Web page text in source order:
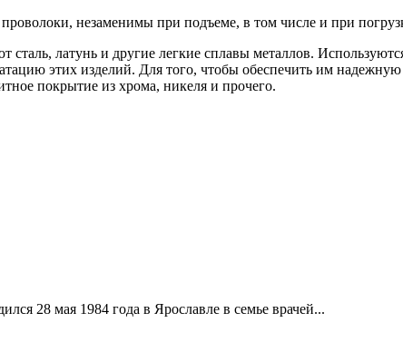
незаменимы при подъеме, в том числе и при
сталь, латунь и другие легкие сплавы металлов.
этих изделий. Для того, чтобы обеспечить им
покрытие из хрома, никеля и прочего.
28 мая 1984 года в Ярославле в семье врачей...